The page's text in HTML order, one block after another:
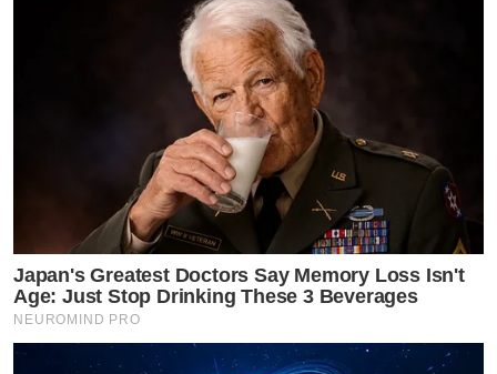
Japan's Greatest Doctors Say Memory Loss Isn't
Age: Just Stop Drinking These 3 Beverages
NEUROMIND PRO